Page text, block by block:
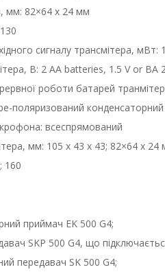
мм: 82×64 x 24 мм
сигналу трансмітера, мВт:
В: 2 AA batteries, 1.5 V or BA
роботи батарей
поляризований конденсаторний
всеспрямований
мм: 105 x 43 x 43; 82×64 x 24
160
приймач EK 500 G4;
SKP 500 G4, що
передавач SK 500 G4;